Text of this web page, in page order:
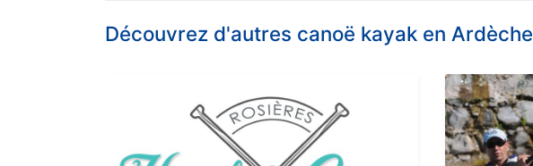
Découvrez d'autres canoë kayak en Ardèche